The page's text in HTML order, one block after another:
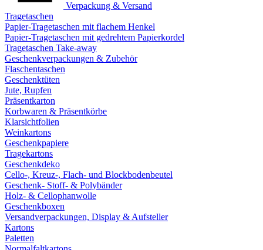
Verpackung & Versand
Tragetaschen
Papier-Tragetaschen mit flachem Henkel
Papier-Tragetaschen mit gedrehtem Papierkordel
Tragetaschen Take-away
Geschenkverpackungen & Zubehör
Flaschentaschen
Geschenktüten
Jute, Rupfen
Präsentkarton
Korbwaren & Präsentkörbe
Klarsichtfolien
Weinkartons
Geschenkpapiere
Tragekartons
Geschenkdeko
Cello-, Kreuz-, Flach- und Blockbodenbeutel
Geschenk- Stoff- & Polybänder
Holz- & Cellophanwolle
Geschenkboxen
Versandverpackungen, Display & Aufsteller
Kartons
Paletten